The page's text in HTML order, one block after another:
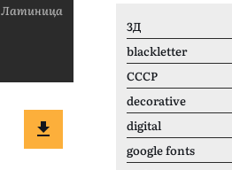
Латиница
3Д
blackletter
CCCР
decorative
digital
google fonts